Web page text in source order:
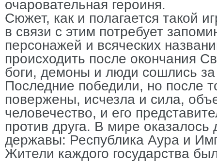
очаровательная героиня.
Сюжет, как и полагается такой
в связи с этим потребует
персонажей и всяческих
происходить после окончания
боги, демоны и люди сошлись
Последние победили, но после
повержены, исчезла и сила,
человечество, и его
против друга. В мире оказалось
державы: Республика Аура и
Жители каждого государства